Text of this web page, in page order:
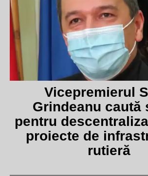
Vicepremierul
Grindeanu caută
pentru
proiecte de
rutieră